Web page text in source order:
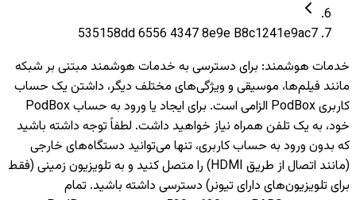
535158dd 6556 4347 8e9e B8c1241e9ac7
خدمات هوشمند: برای دسترسی به خدمات هوشمند مبتنی بر شبکه
مانند فیلم‌ها، موسیقی و ویژگی‌های مختلف دیگر، داشتن یک حساب
کاربری PodBox الزامی است. برای ایجاد یا ورود به حساب PodBox
خود، به یک تلفن همراه نیاز خواهید داشت. لطفاً توجه داشته باشید
که بدون ورود به حساب کاربری، تنها می‌توانید دستگاه‌های خارجی
(مانند اتصال از طریق HDMI) را متصل کنید و به تلویزیون‌ زمینی (فقط
برای تلویزیون‌های دارای تیونر) دسترسی داشته باشید. تمام